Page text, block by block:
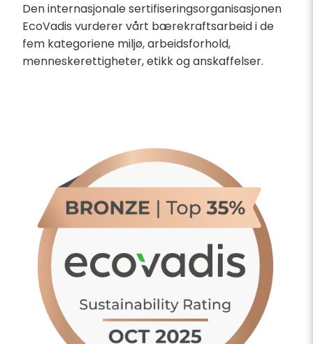
Den internasjonale sertifiseringsorganisasjonen
EcoVadis vurderer vårt bærekraftsarbeid i de
fem kategoriene miljø, arbeidsforhold,
menneskerettigheter, etikk og anskaffelser.